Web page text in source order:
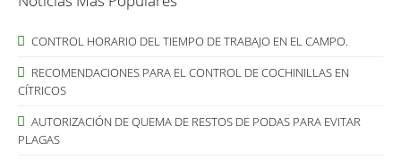
CONTROL HORARIO DEL TIEMPO DE TRABAJO EN EL CAMPO.
RECOMENDACIONES PARA EL CONTROL DE COCHINILLAS EN
CÍTRICOS
AUTORIZACIÓN DE QUEMA DE RESTOS DE PODAS PARA EVITAR
PLAGAS